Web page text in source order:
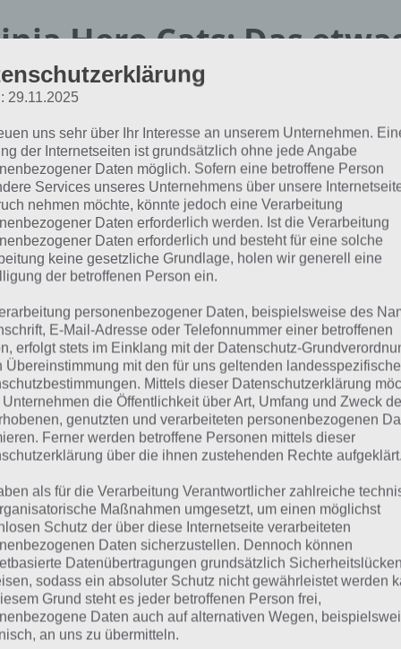
Hero Cats: Das
Hero Cats handelt es sich um ein Spiel, das anders
knapp die App beschreiben. Hier müsst ihr mit Ninja
Wurfsterne vernichten. Dabei steuert ihr die Katzen
in der Nähe automatisch an.
können sich die Ninja Katzen in einen Tornado
Aber auch eure Gegner haben es in sich.
riesige Quellen oder Gegner, die einen Laserstrahl
Hero Cats mit zahlreichen
und sehr viel
Ninja Hero Cats
Screenshot – (c)
HandyGames
Ninja Hero Cats überzeugt
und unterschiedlichen Welten,
bewundernswert. Nach und
Fertigkeiten freigeschaltet, die
einsetzen könnt. Entsprechend
sehr viel Spielspaß auf.
Das Hack’n’Slay
29.11.2025
uns sehr über Ihr Interesse an unserem Unternehmen.
der Internetseiten ist grundsätzlich ohne jede Angabe
Daten möglich. Sofern eine betroffene Person
Services unseres Unternehmens über unsere
nehmen möchte, könnte jedoch eine Verarbeitung
Daten erforderlich werden. Ist die Verarbeitung
Daten erforderlich und besteht für eine solche
keine gesetzliche Grundlage, holen wir generell eine
der betroffenen Person ein.
personenbezogener Daten, beispielsweise des
E-Mail-Adresse oder Telefonnummer einer betroffenen
erfolgt stets im Einklang mit der Datenschutz-
Übereinstimmung mit den für uns geltenden
Mittels dieser Datenschutzerklärung
Unternehmen die Öffentlichkeit über Art, Umfang und Zweck
genutzten und verarbeiteten personenbezogenen
Ferner werden betroffene Personen mittels dieser
über die ihnen zustehenden Rechte aufgeklärt.
als für die Verarbeitung Verantwortlicher zahlreiche
Maßnahmen umgesetzt, um einen möglichst
Schutz der über diese Internetseite verarbeiteten
Daten sicherzustellen. Dennoch können
Datenübertragungen grundsätzlich Sicherheitslücken
sodass ein absoluter Schutz nicht gewährleistet werden
Grund steht es jeder betroffenen Person frei,
Daten auch auf alternativen Wegen,
an uns zu übermitteln.